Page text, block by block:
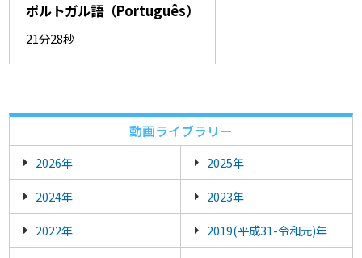
ポルトガル語（Português）
21分28秒
動画ライブラリー
2026年
2025年
2024年
2023年
2022年
2019(平成31-令和元)年